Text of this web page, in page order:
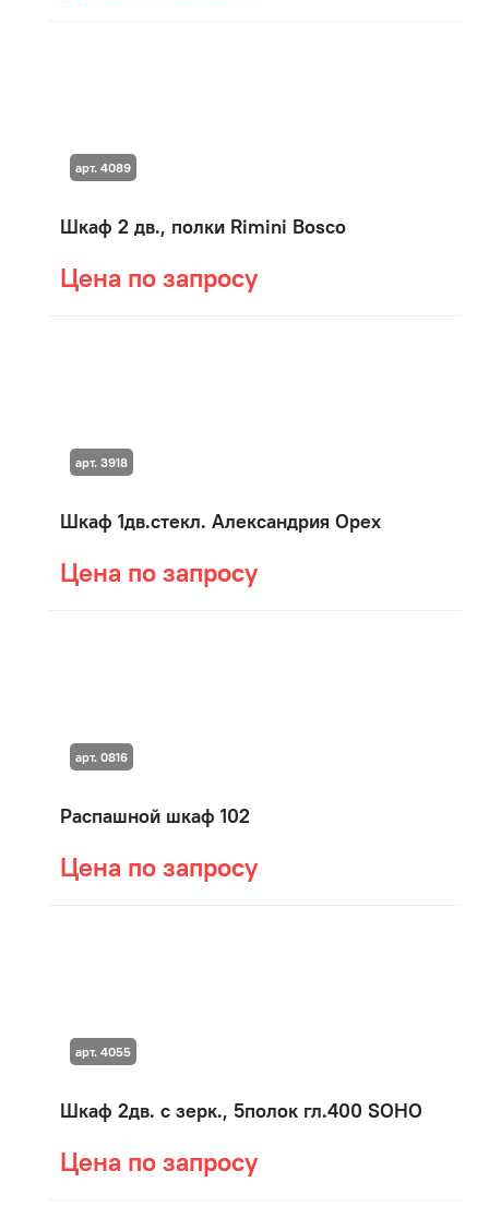
Шкаф 2 дв., полки Rimini Bosco
Цена по запросу
арт. 4089
Шкаф 1дв.стекл. Александрия Орех
Цена по запросу
арт. 3918
Распашной шкаф 102
Цена по запросу
арт. 0816
Шкаф 2дв. с зерк., 5полок гл.400 SOHO
Цена по запросу
арт. 4055